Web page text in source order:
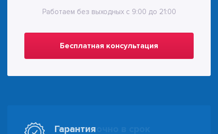
Работаем без выходных с 9:00 до 21:00
Бесплатная консультация
Гарантия